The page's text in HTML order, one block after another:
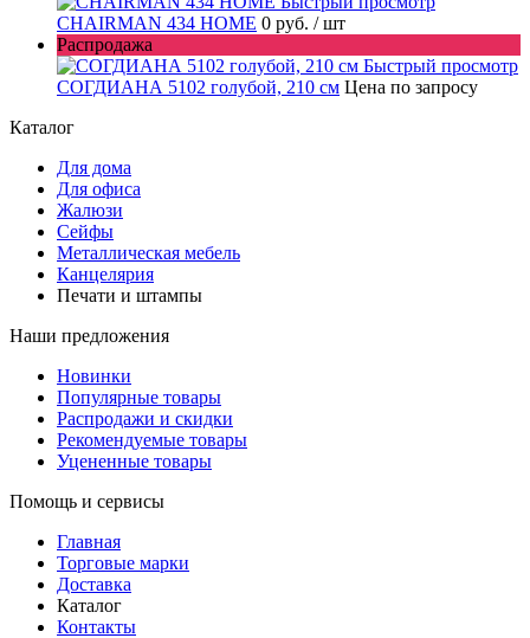
CHAIRMAN 434 HOME 0 руб. / шт
Распродажа
Быстрый просмотр
СОГДИАНА 5102 голубой, 210 см Цена по запросу
Каталог
Для дома
Для офиса
Жалюзи
Сейфы
Металлическая мебель
Канцелярия
Печати и штампы
Наши предложения
Новинки
Популярные товары
Распродажи и скидки
Рекомендуемые товары
Уцененные товары
Помощь и сервисы
Главная
Торговые марки
Доставка
Каталог
Контакты